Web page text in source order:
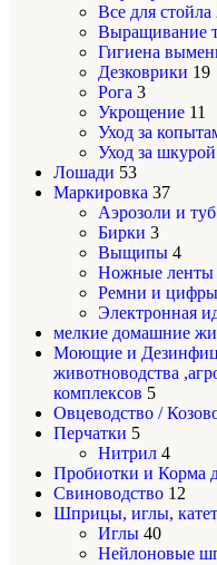
Все для стойла
Выращивание
Гигиена
Дезковрики 19
Рога 3
Укрощение 11
Уход за
Уход за шкурой
Лошади 53
Маркировка 37
Аэрозоли и
Бирки 3
Выщипы 4
Ножные ленты
Ремни и цифры
Электронная
мелкие домашние
Моющие и
животноводства
комплексов 5
Овцеводство /
Перчатки 5
Нитрил 4
Пробиотки и
Свиноводство 12
Шприцы, иглы,
Иглы 40
Нейлоновые